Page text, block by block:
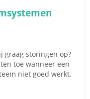
graag storingen op?
toe wanneer een
niet goed werkt.